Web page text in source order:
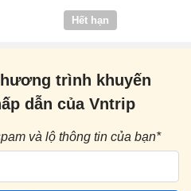
Hết hạn
trình khuyến
dẫn của Vntrip
và lộ thông tin của bạn*